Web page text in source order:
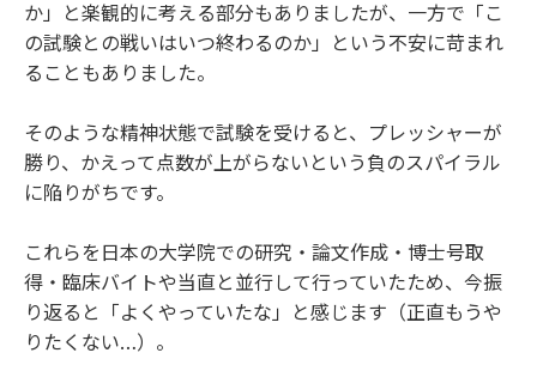
か」と楽観的に考える部分もありましたが、一方で「こ
の試験との戦いはいつ終わるのか」という不安に苛まれ
ることもありました。
そのような精神状態で試験を受けると、プレッシャーが
勝り、かえって点数が上がらないという負のスパイラル
に陥りがちです。
これらを日本の大学院での研究・論文作成・博士号取
得・臨床バイトや当直と並行して行っていたため、今振
り返ると「よくやっていたな」と感じます（正直もうや
りたくない…）。